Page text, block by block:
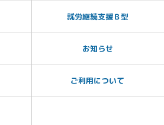
就労継続支援Ｂ型
お知らせ
ご利用について